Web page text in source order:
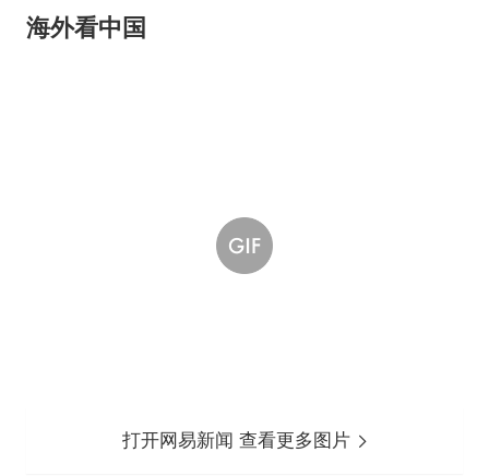
海外看中国
打开网易新闻 查看更多图片